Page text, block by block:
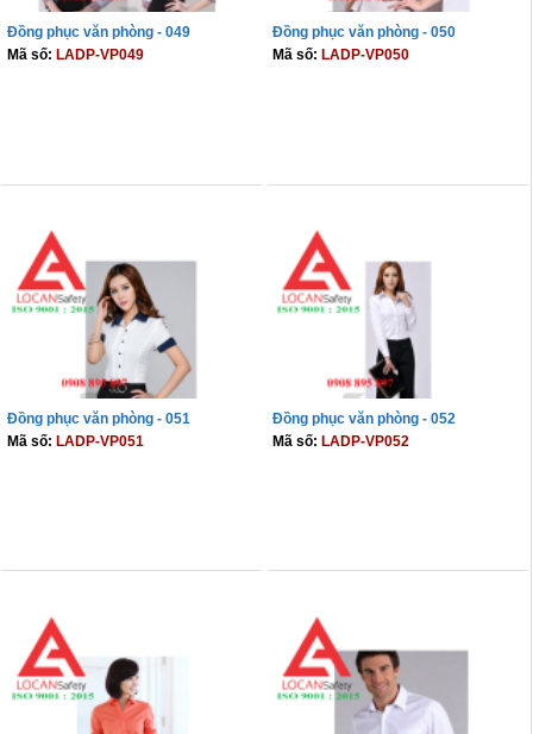
Đồng phục văn phòng - 049
Mã số: LADP-VP049
Đồng phục văn phòng - 050
Mã số: LADP-VP050
Đồng phục văn phòng - 051
Mã số: LADP-VP051
Đồng phục văn phòng - 052
Mã số: LADP-VP052